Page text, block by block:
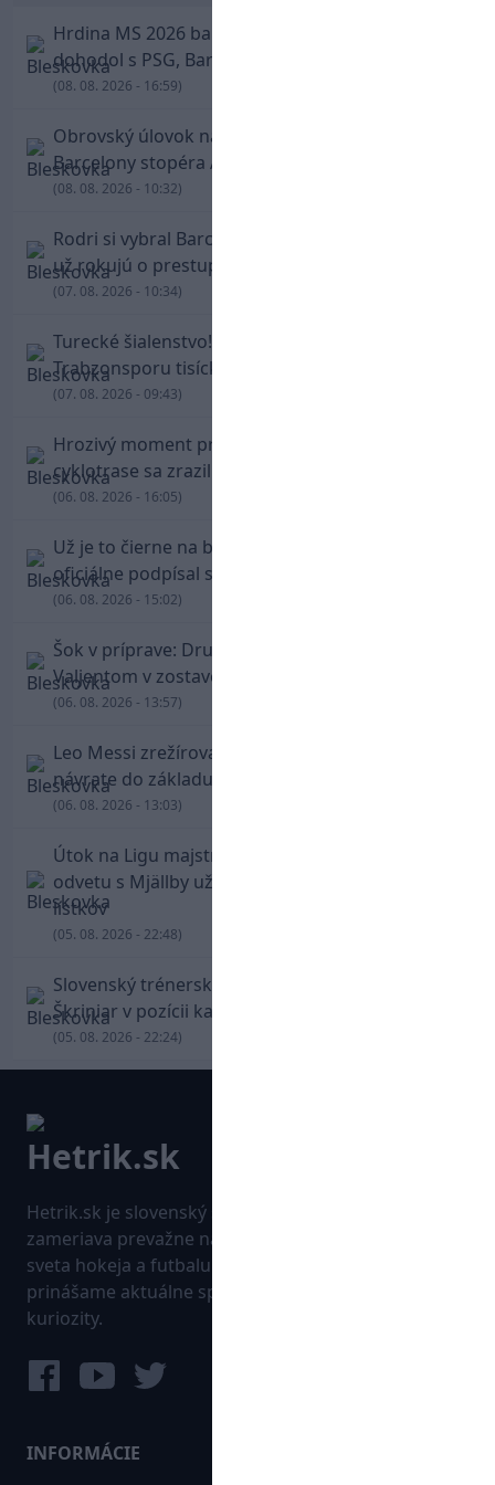
Hrdina MS 2026 balí kufre! Ferran Torres sa
dohodol s PSG, Barcelona mu brániť nebude
(08. 08. 2026 - 16:59)
Obrovský úlovok na Anfielde: Liverpool získal z
Barcelony stopéra Arauja
(08. 08. 2026 - 10:32)
Rodri si vybral Barcelonu a odmietol Real. Kluby
už rokujú o prestupovej čiastke
(07. 08. 2026 - 10:34)
Turecké šialenstvo! Salaha vítali na štadióne
Trabzonsporu tisícky fanúšikov
(07. 08. 2026 - 09:43)
Hrozivý moment pre Zdena Cháru! Na
cyklotrase sa zrazil s bežcom
(06. 08. 2026 - 16:05)
Už je to čierne na bielom: Mohamed Salah
oficiálne podpísal s Trabzonsporom
(06. 08. 2026 - 15:02)
Šok v príprave: Druholigová Mallorca s
Valjentom v zostave zdolala PSG
(06. 08. 2026 - 13:57)
Leo Messi zrežíroval obrat Interu Miami, pri
návrate do základu strelil dva góly
(06. 08. 2026 - 13:03)
Útok na Ligu majstrov láka! Slovan hlási na
odvetu s Mjällby už viac ako 13-tisíc predaných
lístkov
(05. 08. 2026 - 22:48)
Slovenský trénerský súboj pre Borbélyho,
Škriniar v pozícii kapitána potiahol Fenerbahce
(05. 08. 2026 - 22:24)
Hetrik.sk je slovenský športový portál, ktorý sa
zameriava prevažne na najnovšie informácie zo
sveta hokeja a futbalu. Pravidelne na dennej báze
prinášame aktuálne správy, góly, zaujímavosti a
kuriozity.
INFORMÁCIE